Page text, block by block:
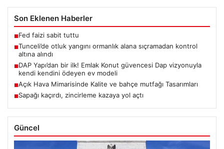
Son Eklenen Haberler
■Fed faizi sabit tuttu
■Tunceli’de otluk yangını ormanlık alana sıçramadan kontrol
altına alındı
■DAP Yapı’dan bir ilk! Emlak Konut güvencesi Dap vizyonuyla
kendi kendini ödeyen ev modeli
■Açık Hava Mimarisinde Kalite ve bahçe mutfağı Tasarımları
■Sapağı kaçırdı, zincirleme kazaya yol açtı
Güncel